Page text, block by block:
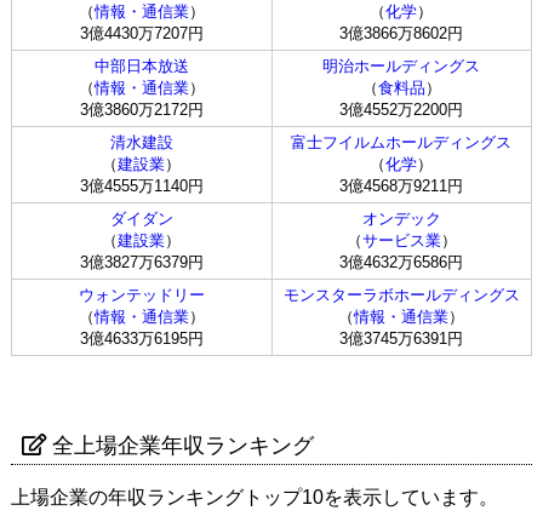
（情報・通信業）
3億4430万7207円
（化学）
3億3866万8602円
中部日本放送
（情報・通信業）
3億3860万2172円
明治ホールディングス
（食料品 ）
3億4552万2200円
清水建設
（建設業）
3億4555万1140円
富士フイルムホールディングス
（化学）
3億4568万9211円
ダイダン
（建設業）
3億3827万6379円
オンデック
（サービス業）
3億4632万6586円
ウォンテッドリー
（情報・通信業）
3億4633万6195円
モンスターラボホールディングス
（情報・通信業）
3億3745万6391円
全上場企業年収ランキング
上場企業の年収ランキングトップ10を表示しています。